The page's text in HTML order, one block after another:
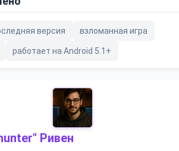
версия взломанная игра
работает на Android 5.1+
Ривен